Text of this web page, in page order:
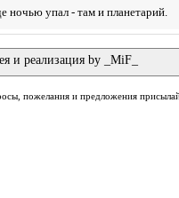
ночью упал - там и планетарий.
и реализация by _MiF_
пожелания и предложения